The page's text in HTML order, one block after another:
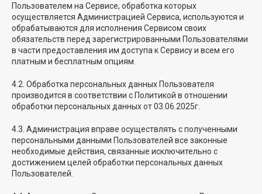
Пользователем на Сервисе, обработка которых
осуществляется Администрацией Сервиса, используются и
обрабатываются для исполнения Сервисом своих
обязательств перед зарегистрированными Пользователями
в части предоставления им доступа к Сервису и всем его
платным и бесплатным опциям.
4.2. Обработка персональных данных Пользователя
производится в соответствии с Политикой в отношении
обработки персональных данных от 03.06.2025г.
4.3. Администрация вправе осуществлять с полученными
персональными данными Пользователей все законные
необходимые действия, связанные исключительно с
достижением целей обработки персональных данных
Пользователей.